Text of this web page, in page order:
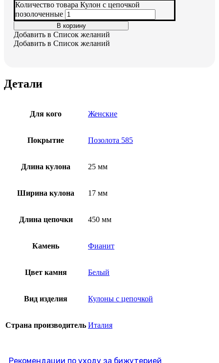
Количество товара Кулон с цепочкой
позолоченные
В корзину
Добавить в Список желаний
Добавить в Список желаний
Детали
Для кого Женские
Покрытие Позолота 585
Длина кулона 25 мм
Ширина кулона 17 мм
Длина цепочки 450 мм
Камень Фианит
Цвет камня Белый
Вид изделия Кулоны с цепочкой
Страна производитель Италия
Рекомендации по уходу за бижутерией